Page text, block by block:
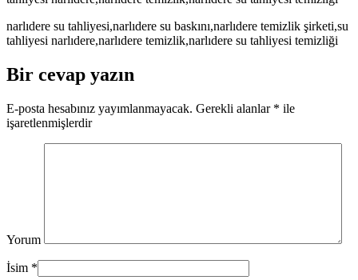
narlıdere su tahliyesi,narlıdere su baskını,narlıdere temizlik şirketi,su
tahliyesi narlıdere,narlıdere temizlik,narlıdere su tahliyesi temizliği
Bir cevap yazın
E-posta hesabınız yayımlanmayacak. Gerekli alanlar * ile
işaretlenmişlerdir
Yorum
İsim *